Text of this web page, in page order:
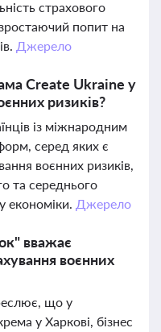
страхового
попит на
Джерело
Create Ukraine у
ризиків?
із міжнародним
серед яких є
воєнних ризиків,
та середнього
економіки. Джерело
вважає
воєнних
що у
у Харкові, бізнес